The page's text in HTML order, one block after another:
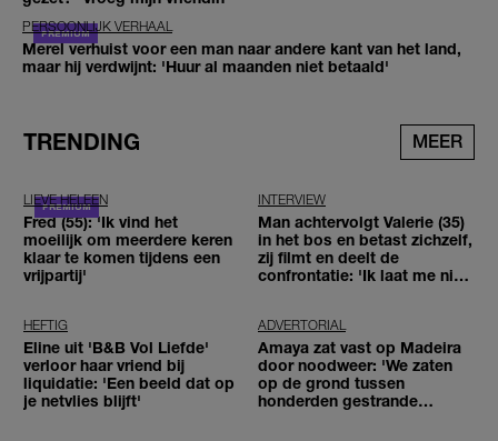
PERSOONLIJK VERHAAL
Merel verhuist voor een man naar andere kant van het land,
maar hij verdwijnt: 'Huur al maanden niet betaald'
TRENDING MEER
LIEVE HELEEN
Fred (55): 'Ik vind het
moeilijk om meerdere keren
klaar te komen tijdens een
vrijpartij'
INTERVIEW
Man achtervolgt Valerie (35)
in het bos en betast zichzelf,
zij filmt en deelt de
confrontatie: 'Ik laat me niet
HEFTIG
Eline uit 'B&B Vol Liefde'
verloor haar vriend bij
liquidatie: 'Een beeld dat op
je netvlies blijft'
ADVERTORIAL
Amaya zat vast op Madeira
door noodweer: 'We zaten
op de grond tussen
honderden gestrande